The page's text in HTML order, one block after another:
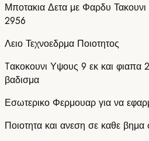
was:
τιμή
Μποτακια Δετα με Φαρδυ
2956
Λειο Τεχνοεδρμα Ποιοτητος
Tακοκουνι Υψους 9 εκ και φιαπα
βαδισμα
Εσωτερικο Φερμουαρ για να
Ποιοτητα και ανεση σε καθε βημα